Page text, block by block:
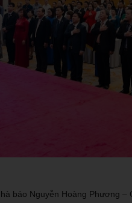
báo Nguyễn Hoàng Phương